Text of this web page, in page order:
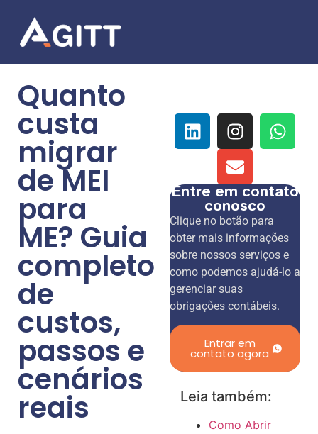
Quanto
custa
migrar
de MEI
para
ME? Guia
completo
de
custos,
passos e
cenários
reais
Entre em contato
conosco
Clique no botão para
obter mais informações
sobre nossos serviços e
como podemos ajudá-lo a
gerenciar suas
obrigações contábeis.
Entrar em
contato agora
Leia também:
Como Abrir